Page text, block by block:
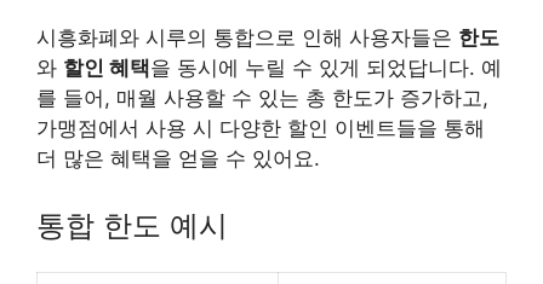
시흥화폐와 시루의 통합으로 인해 사용자들은 한도
와 할인 혜택을 동시에 누릴 수 있게 되었답니다. 예
를 들어, 매월 사용할 수 있는 총 한도가 증가하고,
가맹점에서 사용 시 다양한 할인 이벤트들을 통해
더 많은 혜택을 얻을 수 있어요.
통합 한도 예시